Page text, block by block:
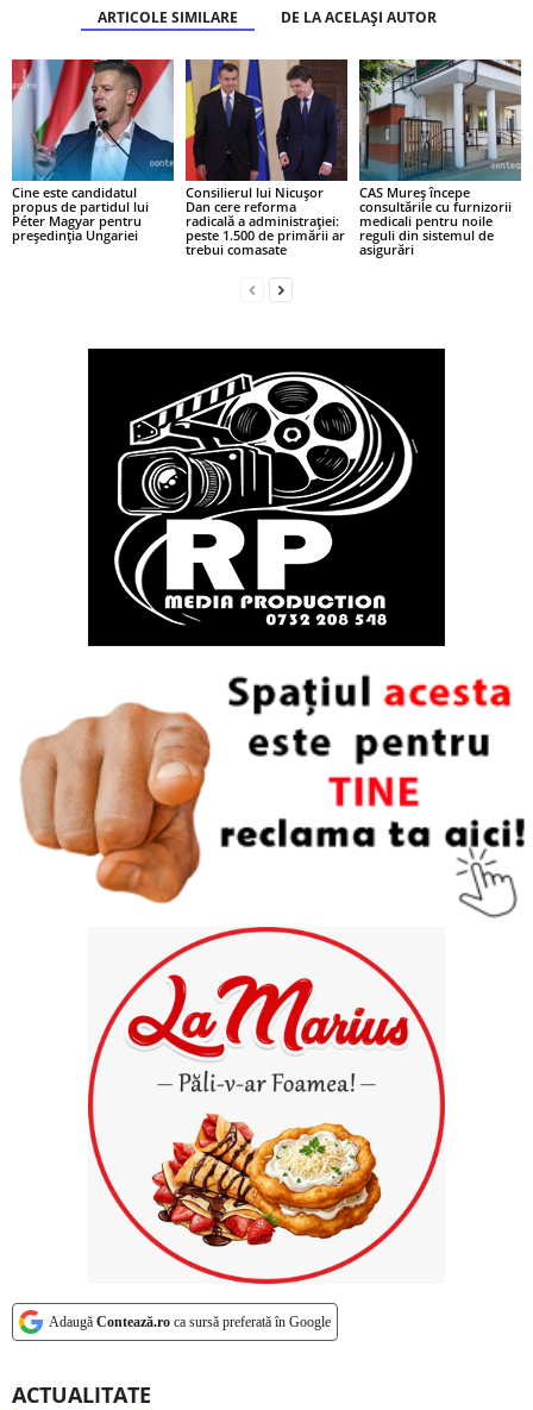
ARTICOLE SIMILARE DE LA ACELAȘI AUTOR
Cine este candidatul
propus de partidul lui
Péter Magyar pentru
președinția Ungariei
Consilierul lui Nicușor
Dan cere reforma
radicală a administrației:
peste 1.500 de primării ar
trebui comasate
CAS Mureș începe
consultările cu furnizorii
medicali pentru noile
reguli din sistemul de
asigurări
Adaugă Contează.ro ca sursă preferată în Google
ACTUALITATE